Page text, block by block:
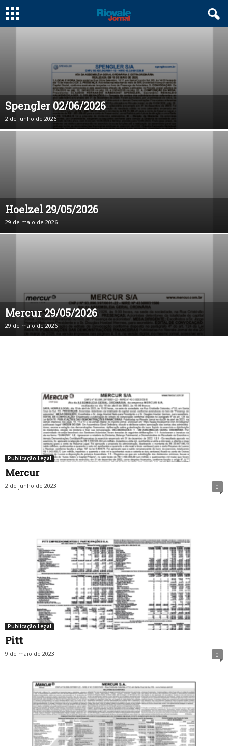
Spengler 02/06/2026
2 de junho de 2026
Hoelzel 29/05/2026
29 de maio de 2026
Mercur 29/05/2026
29 de maio de 2026
Publicação Legal
Mercur
2 de junho de 2023 0
Publicação Legal
Pitt
9 de maio de 2023 0